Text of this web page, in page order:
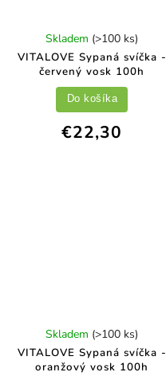
VITALOVE Sypaná svíčka -
červený vosk 100h
Skladem (>100 ks)
€22,30
Do košíka
VITALOVE Sypaná svíčka -
oranžový vosk 100h
Skladem (>100 ks)